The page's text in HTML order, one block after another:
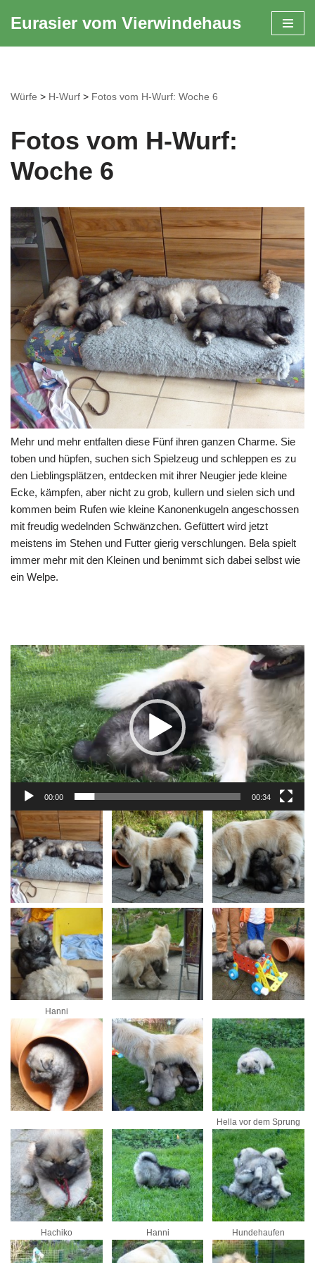
Eurasier vom Vierwindehaus
Würfe > H-Wurf > Fotos vom H-Wurf: Woche 6
Fotos vom H-Wurf:
Woche 6
Mehr und mehr entfalten diese Fünf ihren ganzen Charme. Sie
toben und hüpfen, suchen sich Spielzeug und schleppen es zu
den Lieblingsplätzen, entdecken mit ihrer Neugier jede kleine
Ecke, kämpfen, aber nicht zu grob, kullern und sielen sich und
kommen beim Rufen wie kleine Kanonenkugeln angeschossen
mit freudig wedelnden Schwänzchen. Gefüttert wird jetzt
meistens im Stehen und Futter gierig verschlungen. Bela spielt
immer mehr mit den Kleinen und benimmt sich dabei selbst wie
ein Welpe.
Video-
Player
00:00 00:34
Hanni
Hella vor dem Sprung
Hachiko Hanni Hundehaufen